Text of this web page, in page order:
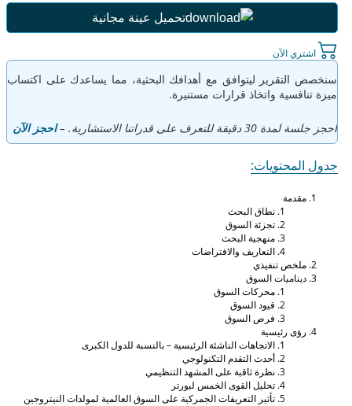
تحميل عينة مجانية
الآن
ليتوافق مع أهدافك البحثية، مما يساعدك على اكتساب
واتخاذ قرارات مستنيرة.
على قدراتنا الاستشارية. – احجز الآن
نطاق البحث
تجزئة السوق
منهجية البحث
التعاريف والافتراضات
ملخص تنفيذي
ديناميات السوق
محركات السوق
قيود السوق
فرص السوق
رؤى رئيسية
الاتجاهات الناشئة الرئيسية – بالنسبة للدول الكبرى
أحدث التقدم التكنولوجي
نظرة ثاقبة على المشهد التنظيمي
تحليل القوى الخمس لبورتر
تأثير التعريفات الجمركية على السوق العالمية لمولدات النيتروجين